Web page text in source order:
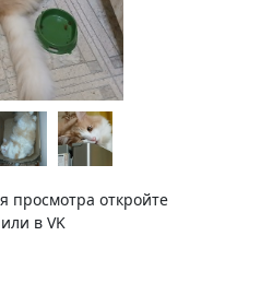
просмотра откройте
или в VK